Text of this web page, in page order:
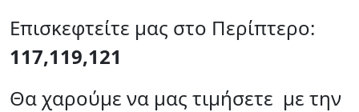
Επισκεφτείτε μας στο Περίπτερο:
117,119,121
Θα χαρούμε να μας τιμήσετε με την